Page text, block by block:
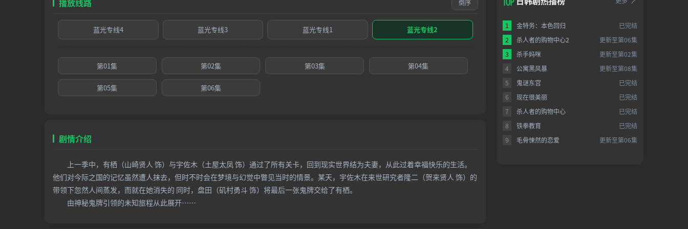
播放线路 倒序
蓝光专线4 蓝光专线3 蓝光专线1 蓝光专线2
第01集 第02集 第03集 第04集
第05集 第06集
剧情介绍
上一季中，有栖（山崎贤人 饰）与宇佐木（土屋太凤 饰）通过了所有关卡，回到现实世界结为夫妻，从此过着幸福快乐的生活。
他们对今际之国的记忆虽然遭人抹去，但时不时会在梦境与幻觉中瞥见当时的情景。某天，宇佐木在来世研究者隆二（贺来贤人 饰）的
带领下忽然人间蒸发，而就在她消失的 同时，盘田（矶村勇斗 饰）将最后一张鬼牌交给了有栖。
由神秘鬼牌引领的未知旅程从此展开……
已完结
1
金特务：本色回归
更新至第06集
2
杀人者的购物中心2
更新至第02集
3
杀手妈咪
更新至第08集
4
公寓黑风暴
已完结
5
鬼谜东宫
已完结
6
现在很美丽
已完结
7
杀人者的购物中心
已完结
8
铁拳教育
更新至第06集
9 毛骨悚然的恋爱